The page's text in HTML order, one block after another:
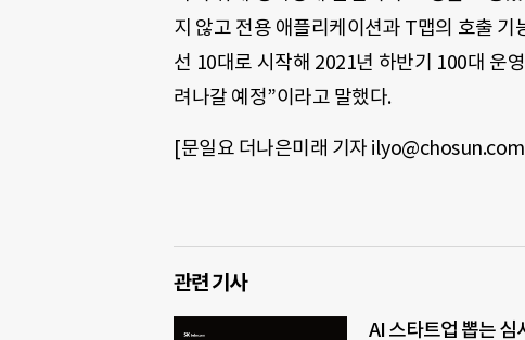
지 않고 전용 애플리케이션과 T맵의 호출 기
선 10대로 시작해 2021년 하반기 100대 운
려나갈 예정”이라고 말했다.
[문일요 더나은미래 기자
관련 기사
AI 스타트업 뽑는